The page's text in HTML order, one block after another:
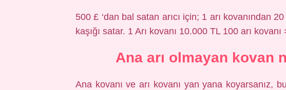
500 £ ‘dan bal satan arıcı için; 1 arı kovanından
kaşığı satar. 1 Arı kovanı 10.000 TL 100 arı
Ana arı olmayan kovan
Ana kovanı ve arı kovanı yan yana koyarsanız,